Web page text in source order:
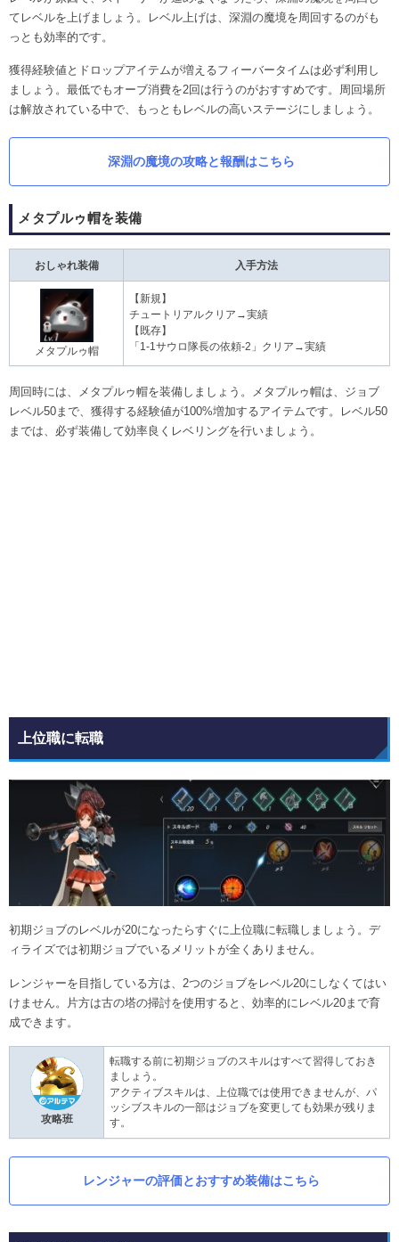
てレベルを上げましょう。レベル上げは、深淵の魔境を周回するのがも
っとも効率的です。
獲得経験値とドロップアイテムが増えるフィーバータイムは必ず利用し
ましょう。最低でもオーブ消費を2回は行うのがおすすめです。周回場所
は解放されている中で、もっともレベルの高いステージにしましょう。
深淵の魔境の攻略と報酬はこちら
メタプルゥ帽を装備
おしゃれ装備 入手方法
メタプルゥ帽
【新規】
チュートリアルクリア→実績
【既存】
「1-1サウロ隊長の依頼-2」クリア→実績
周回時には、メタプルゥ帽を装備しましょう。メタプルゥ帽は、ジョブ
レベル50まで、獲得する経験値が100%増加するアイテムです。レベル50
までは、必ず装備して効率良くレベリングを行いましょう。
上位職に転職
初期ジョブのレベルが20になったらすぐに上位職に転職しましょう。デ
ィライズでは初期ジョブでいるメリットが全くありません。
レンジャーを目指している方は、2つのジョブをレベル20にしなくてはい
けません。片方は古の塔の掃討を使用すると、効率的にレベル20まで育
成できます。
攻略班
転職する前に初期ジョブのスキルはすべて習得しておき
ましょう。
アクティブスキルは、上位職では使用できませんが、パ
ッシブスキルの一部はジョブを変更しても効果が残りま
す。
レンジャーの評価とおすすめ装備はこちら